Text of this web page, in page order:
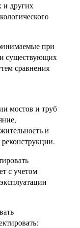
и других
при
существующих
сравнения
мостов и труб
и
с учетом